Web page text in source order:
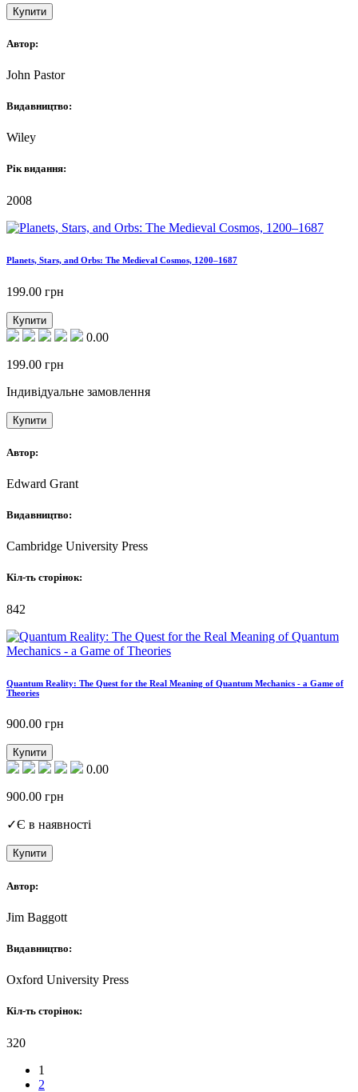
Купити
Автор:
John Pastor
Видавництво:
Wiley
Рік видання:
2008
Planets, Stars, and Orbs: The Medieval Cosmos, 1200–1687
199.00 грн
Купити
0.00
199.00 грн
Індивідуальне замовлення
Купити
Автор:
Edward Grant
Видавництво:
Cambridge University Press
Кіл-ть сторінок:
842
Quantum Reality: The Quest for the Real Meaning of Quantum Mechanics - a Game of
Theories
900.00 грн
Купити
0.00
900.00 грн
✓Є в наявності
Купити
Автор:
Jim Baggott
Видавництво:
Oxford University Press
Кіл-ть сторінок:
320
1
2